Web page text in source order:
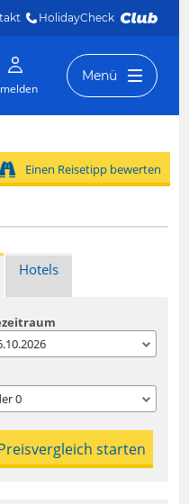
HolidayCheck
Menü
Einen Reisetipp bewerten
Hotels
0